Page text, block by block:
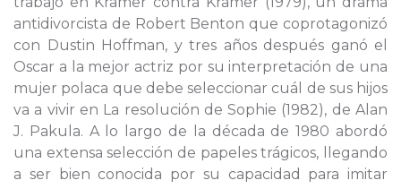
antidivorcista de Robert Benton que coprotagonizó
con Dustin Hoffman, y tres años después ganó el
Oscar a la mejor actriz por su interpretación de una
mujer polaca que debe seleccionar cuál de sus hijos
va a vivir en La resolución de Sophie (1982), de Alan
J. Pakula. A lo largo de la década de 1980 abordó
una extensa selección de papeles trágicos, llegando
a ser bien conocida por su capacidad para imitar